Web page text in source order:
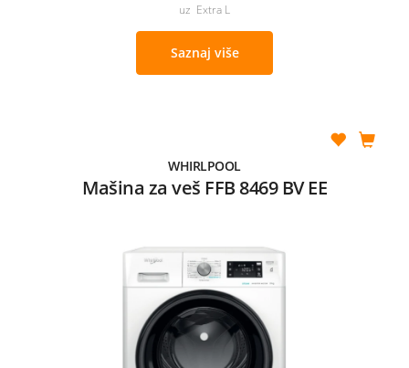
uz Extra L
Saznaj više
WHIRLPOOL
Mašina za veš FFB 8469 BV EE